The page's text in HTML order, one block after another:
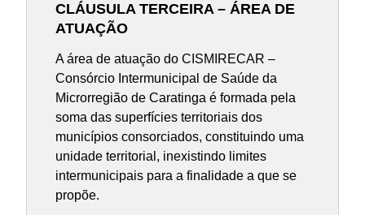
CLÁUSULA TERCEIRA – ÁREA DE
ATUAÇÃO
A área de atuação do CISMIRECAR –
Consórcio Intermunicipal de Saúde da
Microrregião de Caratinga é formada pela
soma das superfícies territoriais dos
municípios consorciados, constituindo uma
unidade territorial, inexistindo limites
intermunicipais para a finalidade a que se
propõe.